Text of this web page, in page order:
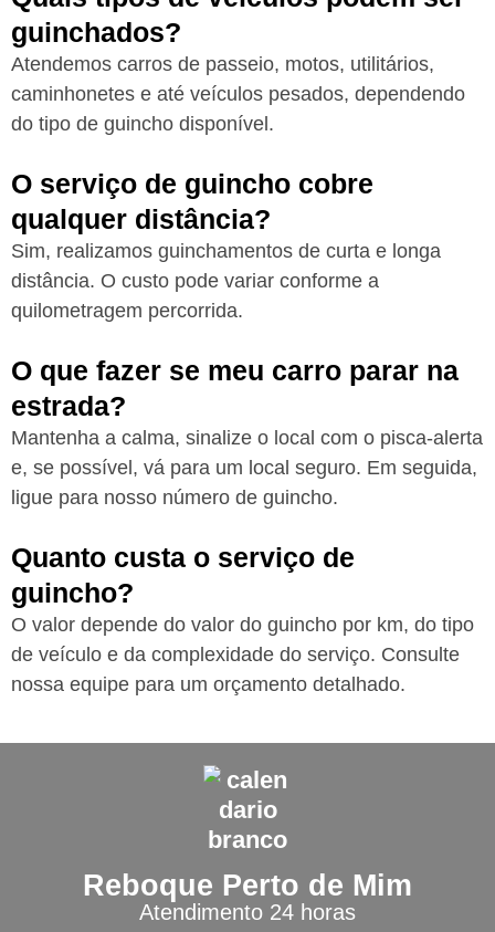
guinchados?
Atendemos carros de passeio, motos, utilitários,
caminhonetes e até veículos pesados, dependendo
do tipo de guincho disponível.
O serviço de guincho cobre
qualquer distância?
Sim, realizamos guinchamentos de curta e longa
distância. O custo pode variar conforme a
quilometragem percorrida.
O que fazer se meu carro parar na
estrada?
Mantenha a calma, sinalize o local com o pisca-alerta
e, se possível, vá para um local seguro. Em seguida,
ligue para nosso número de guincho.
Quanto custa o serviço de
guincho?
O valor depende do valor do guincho por km, do tipo
de veículo e da complexidade do serviço. Consulte
nossa equipe para um orçamento detalhado.
Reboque Perto de Mim
Atendimento 24 horas